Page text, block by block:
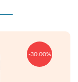
-30.00%